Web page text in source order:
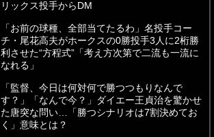
リックス投手からDM
「お前の球種、全部当てたるわ」名投手コー
チ・尾花高夫がホークスの0勝投手3人に2桁勝
利させた“方程式”「考え方次第で二流も一流に
なれる」
「監督、今日は何対何で勝つつもりなんで
す？」「なんで今？」ダイエー王貞治を驚かせ
た唐突な問い…「勝つシナリオは7割決めてお
く」意味とは？